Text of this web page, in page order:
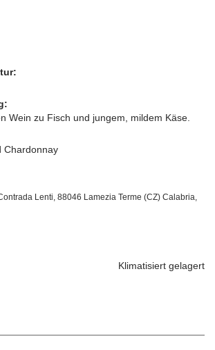
Wein zu Fisch und jungem, mildem Käse.
Chardonnay
Lenti, 88046 Lamezia Terme (CZ) Calabria,
Klimatisiert gelagert